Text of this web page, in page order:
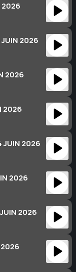
2026
2026
2026
2026
JUIN 2026
2026
2026
2026